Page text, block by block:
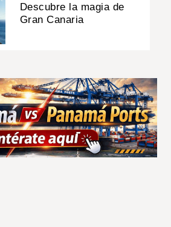
Descubre la magia de
Gran Canaria